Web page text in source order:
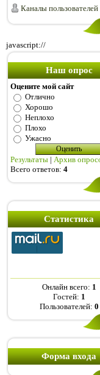
Каналы пользователей
javascript://
Наш опрос
Оцените мой сайт
Отлично
Хорошо
Неплохо
Плохо
Ужасно
Результаты | Архив
Всего ответов: 4
Статистика
Онлайн всего: 1
Гостей: 1
Пользователей: 0
Форма входа